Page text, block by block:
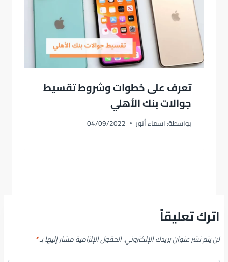
تعرف على خطوات وشروط تقسيط
جوالات بنك الأهلي
بواسطة:اسماء أنور 04/09/2022
اترك تعليقاً
لن يتم نشر عنوان بريدك الإلكتروني.الحقول الإلزامية مشار إليها بـ*